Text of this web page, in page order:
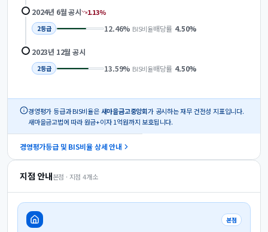
2024년 6월공시 1.13%
2등급 12.46% BIS비율배당률 4.50%
2023년 12월 공시
2등급 13.59% BIS비율배당률 4.50%
경영평가 등급과 BIS비율은 새마을금고중앙회가 공시하는 재무 건전성 지표입니다.
새마을금고법에 따라 원금+이자 1억원까지 보호됩니다.
경영평가등급 및 BIS비율 상세 안내
지점 안내본점 · 지점 4개소
본점